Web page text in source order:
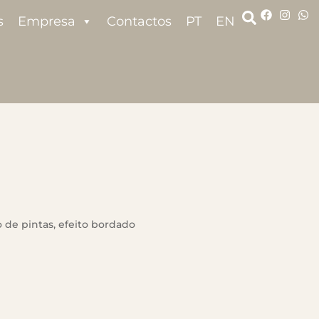
Empresa Contactos PT EN
de pintas, efeito bordado